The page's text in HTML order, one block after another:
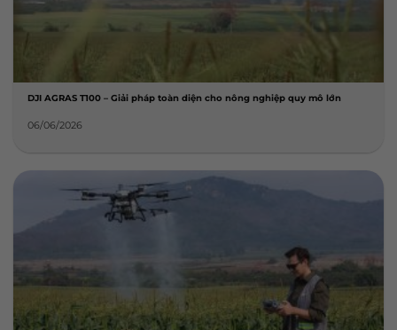
DJI AGRAS T100 – Giải pháp toàn diện cho nông nghiệp quy mô lớn
06/06/2026